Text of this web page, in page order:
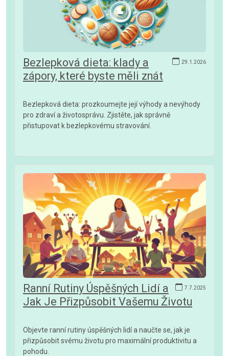
29.1.2026
Bezlepková dieta: klady a
zápory, které byste měli znát
Bezlepková dieta: prozkoumejte její výhody a nevýhody
pro zdraví a životosprávu. Zjistěte, jak správně
přistupovat k bezlepkovému stravování.
7.7.2025
Ranní Rutiny Úspěšných Lidí a
Jak Je Přizpůsobit Vašemu Životu
Objevte ranní rutiny úspěšných lidí a naučte se, jak je
přizpůsobit svému životu pro maximální produktivitu a
pohodu.